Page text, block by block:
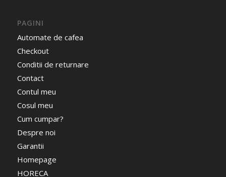
PAGINI
Automate de cafea
Checkout
Conditii de returnare
Contact
Contul meu
Cosul meu
Cum cumpar?
Despre noi
Garantii
Homepage
HORECA